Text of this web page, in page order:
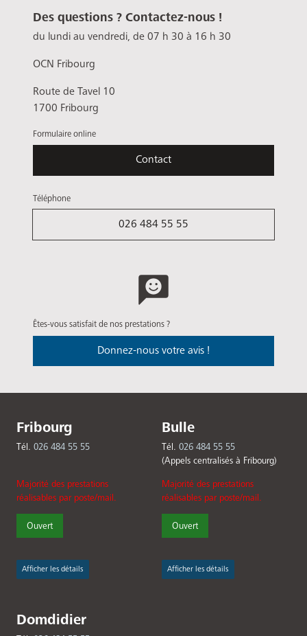
Des questions ? Contactez-nous !
du lundi au vendredi, de 07 h 30 à 16 h 30
OCN Fribourg
Route de Tavel 10
1700 Fribourg
Formulaire online
Contact
Téléphone
026 484 55 55
Êtes-vous satisfait de nos prestations ?
Donnez-nous votre avis !
Fribourg
Tél. 026 484 55 55
Majorité des prestations
réalisables par poste/mail.
Ouvert
Afficher les détails
Bulle
Tél. 026 484 55 55
(Appels centralisés à Fribourg)
Majorité des prestations
réalisables par poste/mail.
Ouvert
Afficher les détails
Domdidier